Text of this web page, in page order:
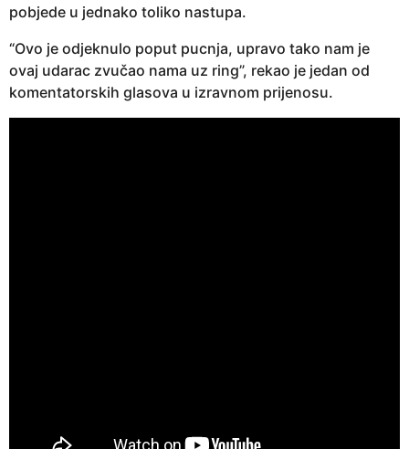
pobjede u jednako toliko nastupa.
“Ovo je odjeknulo poput pucnja, upravo tako nam je
ovaj udarac zvučao nama uz ring”, rekao je jedan od
komentatorskih glasova u izravnom prijenosu.